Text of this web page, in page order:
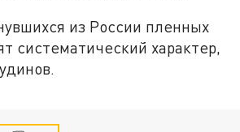
из России пленных
систематический характер,